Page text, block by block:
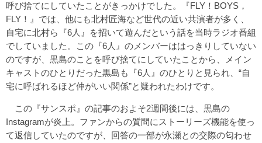
呼び捨てにしていたことがきっかけでした。『FLY！BOYS，
FLY！』では、他にも北村匠海など世代の近い共演者が多く、
自宅に北村ら『6人』を招いて遊んだという話を当時ラジオ番組
でしていました。この『6人』のメンバーははっきりしていない
のですが、黒島のことを呼び捨てにしていたことから、メイン
キャストのひとりだった黒島も『6人』のひとりと見られ、“自
宅に呼ばれるほど仲がいい関係”と疑われたわけです。
この『サンスポ』の記事のおよそ2週間後には、黒島の
Instagramが炎上。ファンからの質問にストーリーズ機能を使っ
て返信していたのですが、回答の一部が永瀬との交際の匂わせ